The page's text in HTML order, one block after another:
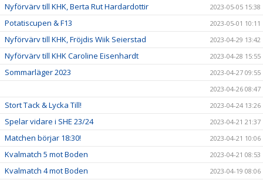
Nyförvärv till KHK, Berta Rut Hardardottir 2023-05-05 15:38
Potatiscupen & F13 2023-05-01 10:11
Nyförvärv till KHK, Fröjdis Wiik Seierstad 2023-04-29 13:42
Nyförvärv till KHK Caroline Eisenhardt 2023-04-28 15:55
Sommarläger 2023
2023-04-27 09:55
2023-04-26 08:47
Stort Tack & Lycka Till! 2023-04-24 13:26
Spelar vidare i SHE 23/24 2023-04-21 21:37
Matchen börjar 18:30! 2023-04-21 10:06
Kvalmatch 5 mot Boden 2023-04-21 08:53
Kvalmatch 4 mot Boden 2023-04-19 08:06